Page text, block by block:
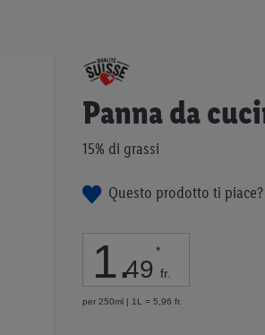
Panna da
15% di grassi
Questo prodotto ti piace?
1.49
*
fr.
per 250ml | 1L = 5,96 fr.
all'inizio
galleria
immagini